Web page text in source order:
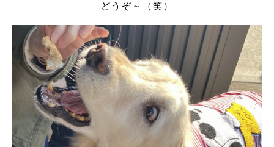
どうぞ～（笑）